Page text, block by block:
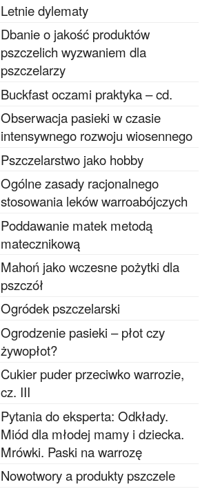
Letnie dylematy
Dbanie o jakość produktów
pszczelich wyzwaniem dla
pszczelarzy
Buckfast oczami praktyka – cd.
Obserwacja pasieki w czasie
intensywnego rozwoju wiosennego
Pszczelarstwo jako hobby
Ogólne zasady racjonalnego
stosowania leków warroabójczych
Poddawanie matek metodą
matecznikową
Mahoń jako wczesne pożytki dla
pszczół
Ogródek pszczelarski
Ogrodzenie pasieki – płot czy
żywopłot?
Cukier puder przeciwko warrozie,
cz. III
Pytania do eksperta: Odkłady.
Miód dla młodej mamy i dziecka.
Mrówki. Paski na warrozę
Nowotwory a produkty pszczele